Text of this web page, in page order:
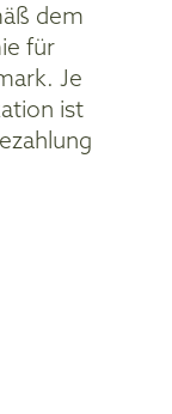
dem
für
Je
ist